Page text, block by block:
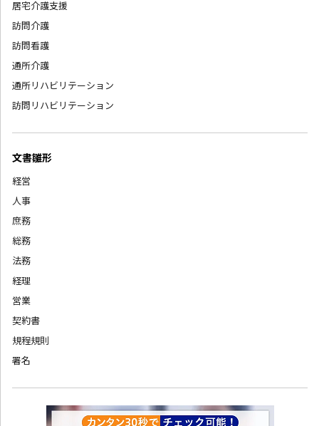
居宅介護支援
訪問介護
訪問看護
通所介護
通所リハビリテーション
訪問リハビリテーション
文書雛形
経営
人事
庶務
総務
法務
経理
営業
契約書
規程規則
署名